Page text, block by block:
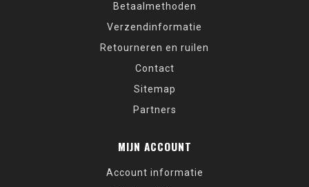
Betaalmethoden
Verzendinformatie
Retourneren en ruilen
Contact
Sitemap
Partners
MIJN ACCOUNT
Account informatie